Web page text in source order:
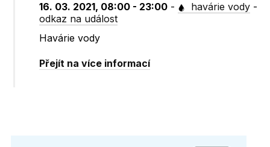
16. 03. 2021, 08:00 - 23:00 - havárie vody -
odkaz na událost
Havárie vody
Přejít na více informací